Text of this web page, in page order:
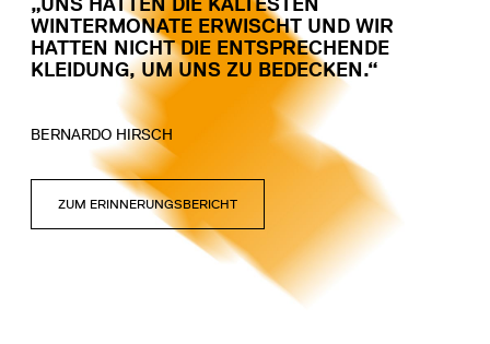
WINTERMONATE ERWISCHT UND WIR
HATTEN NICHT DIE ENTSPRECHENDE
KLEIDUNG, UM UNS ZU BEDECKEN.“
BERNARDO HIRSCH
ZUM ERINNERUNGSBERICHT